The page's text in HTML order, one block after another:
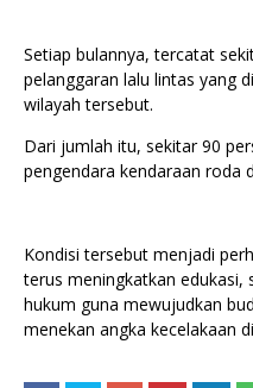
Setiap bulannya, tercatat
pelanggaran lalu lintas yang
wilayah tersebut.
Dari jumlah itu, sekitar 90
pengendara kendaraan roda
Kondisi tersebut menjadi
terus meningkatkan edukasi,
hukum guna mewujudkan
menekan angka kecelakaan